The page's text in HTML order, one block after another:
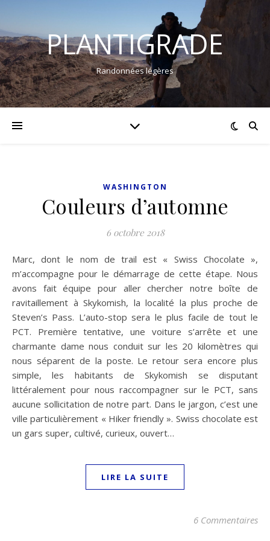
PLANTIGRADE
Randonnées légères
WASHINGTON
Couleurs d’automne
6 octobre 2018
Marc, dont le nom de trail est « Swiss Chocolate »,
m’accompagne pour le démarrage de cette étape. Nous
avons fait équipe pour aller chercher notre boîte de
ravitaillement à Skykomish, la localité la plus proche de
Steven’s Pass. L’auto-stop sera le plus facile de tout le
PCT. Première tentative, une voiture s’arrête et une
charmante dame nous conduit sur les 20 kilomètres qui
nous séparent de la poste. Le retour sera encore plus
simple, les habitants de Skykomish se disputant
littéralement pour nous raccompagner sur le PCT, sans
aucune sollicitation de notre part. Dans le jargon, c’est une
ville particulièrement « Hiker friendly ». Swiss chocolate est
un gars super, cultivé, curieux, ouvert…
LIRE LA SUITE
6 Commentaires